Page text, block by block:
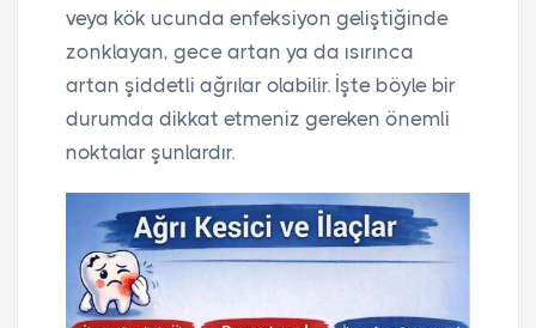
veya kök ucunda enfeksiyon geliştiğinde
zonklayan, gece artan ya da ısırınca
artan şiddetli ağrılar olabilir. İşte böyle bir
durumda dikkat etmeniz gereken önemli
noktalar şunlardır.